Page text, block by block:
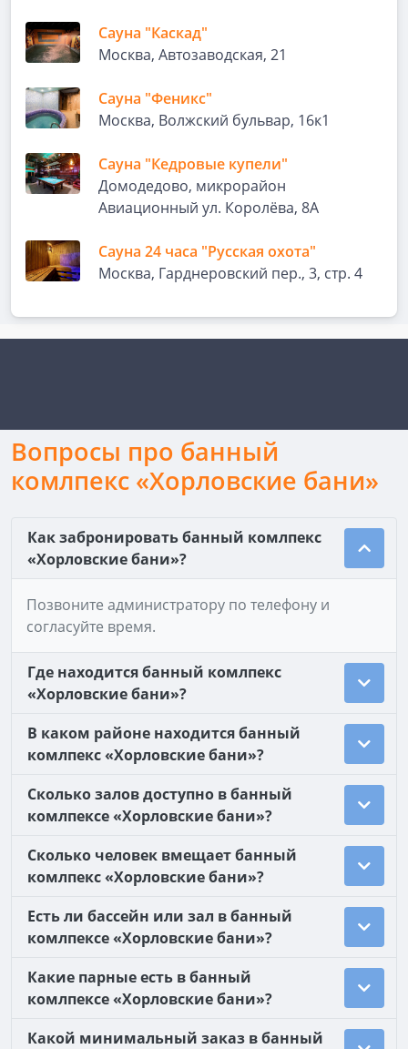
Сауна "Каскад"
Москва, Автозаводская, 21
Сауна "Феникс"
Москва, Волжский бульвар, 16к1
Сауна "Кедровые купели"
Домодедово, микрорайон
Авиационный ул. Королёва, 8А
Сауна 24 часа "Русская охота"
Москва, Гарднеровский пер., 3, стр. 4
Вопросы про банный
комлпекс «Хорловские бани»
Как забронировать банный комлпекс
«Хорловские бани»?
Позвоните администратору по телефону и
согласуйте время.
Где находится банный комлпекс
«Хорловские бани»?
В каком районе находится банный
комлпекс «Хорловские бани»?
Сколько залов доступно в банный
комлпексе «Хорловские бани»?
Сколько человек вмещает банный
комлпекс «Хорловские бани»?
Есть ли бассейн или зал в банный
комлпексе «Хорловские бани»?
Какие парные есть в банный
комлпексе «Хорловские бани»?
Какой минимальный заказ в банный